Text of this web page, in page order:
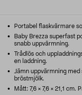
Portabel flaskvärmare
Baby Brezza superfast
snabb uppvärmning.
Trådlös och
en laddning.
Jämn uppvärmning
bröstmjölk.
Mått: 7,6 × 7,6 × 21,1